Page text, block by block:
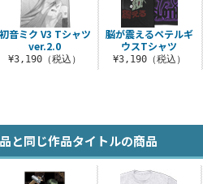
初音ミク V3 Tシャツ
ver.2.0
¥3,190（税込）
脳が震えるペテルギ
ウスTシャツ
¥3,190（税込）
と同じ作品タイトルの商品